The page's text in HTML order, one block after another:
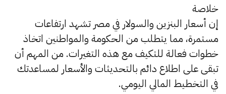
خلاصة
إن أسعار البنزين والسولار في مصر تشهد ارتفاعات
مستمرة، مما يتطلب من الحكومة والمواطنين اتخاذ
خطوات فعالة للتكيف مع هذه التغيرات. من المهم أن
تبقى على اطلاع دائم بالتحديثات والأسعار لمساعدتك
في التخطيط المالي اليومي.